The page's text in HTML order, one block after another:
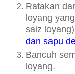
Ratakan
loyang
saiz loyang)
dan sapu
Bancuh
loyang.